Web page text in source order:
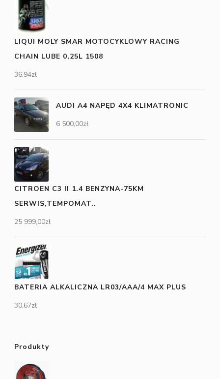
LIQUI MOLY SMAR MOTOCYKLOWY RACING
CHAIN LUBE 0,25L 1508
36,94zł
AUDI A4 NAPĘD 4X4 KLIMATRONIC
6 500,00zł
CITROEN C3 II 1.4 BENZYNA-75KM
SERWIS,TEMPOMAT..
25 999,00zł
BATERIA ALKALICZNA LR03/AAA/4 MAX PLUS
30,67zł
Produkty